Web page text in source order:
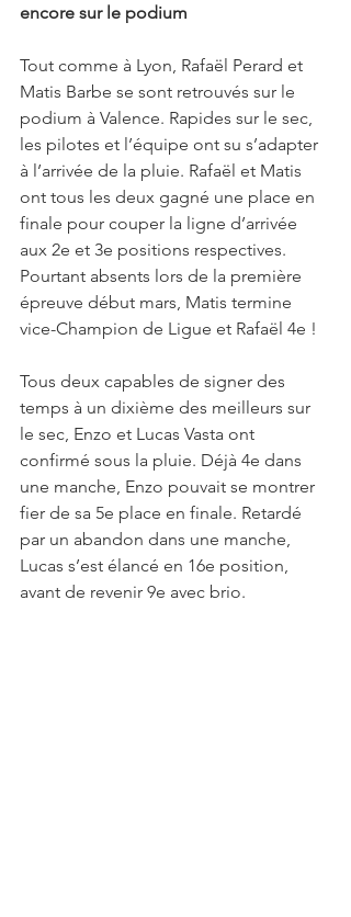
encore sur le podium
Tout comme à Lyon, Rafaël Perard et
Matis Barbe se sont retrouvés sur le
podium à Valence. Rapides sur le sec,
les pilotes et l’équipe ont su s’adapter
à l’arrivée de la pluie. Rafaël et Matis
ont tous les deux gagné une place en
finale pour couper la ligne d’arrivée
aux 2e et 3e positions respectives.
Pourtant absents lors de la première
épreuve début mars, Matis termine
vice-Champion de Ligue et Rafaël 4e !
Tous deux capables de signer des
temps à un dixième des meilleurs sur
le sec, Enzo et Lucas Vasta ont
confirmé sous la pluie. Déjà 4e dans
une manche, Enzo pouvait se montrer
fier de sa 5e place en finale. Retardé
par un abandon dans une manche,
Lucas s’est élancé en 16e position,
avant de revenir 9e avec brio.